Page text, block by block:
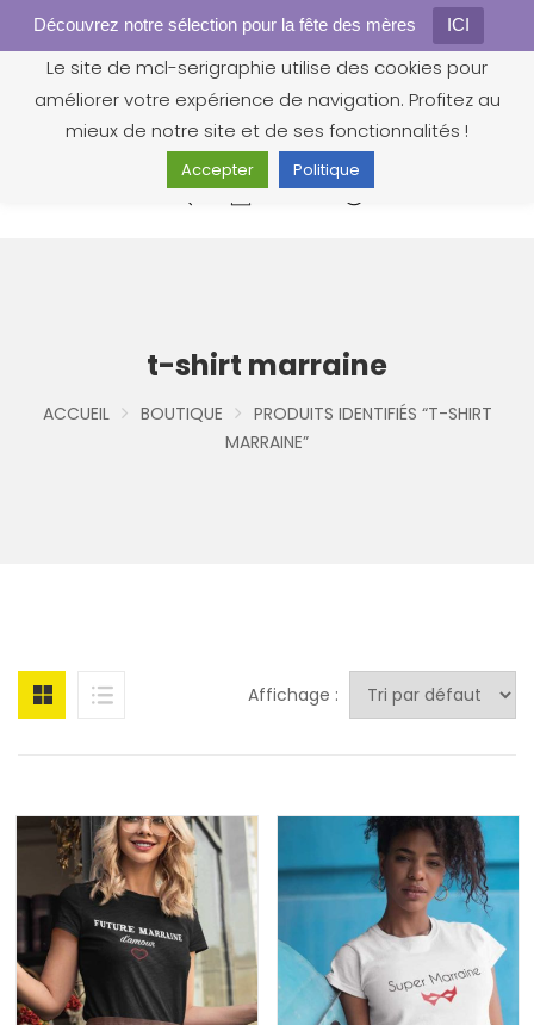
Découvrez notre sélection pour la fête des mères ICI
0
t-shirt marraine
ACCUEIL BOUTIQUE
PRODUITS IDENTIFIÉS “T-SHIRT
MARRAINE”
Affichage :
Gestion des cookies
Le site de mcl-serigraphie utilise des cookies pour
améliorer votre expérience de navigation. Profitez au
mieux de notre site et de ses fonctionnalités !
Accepter Politique